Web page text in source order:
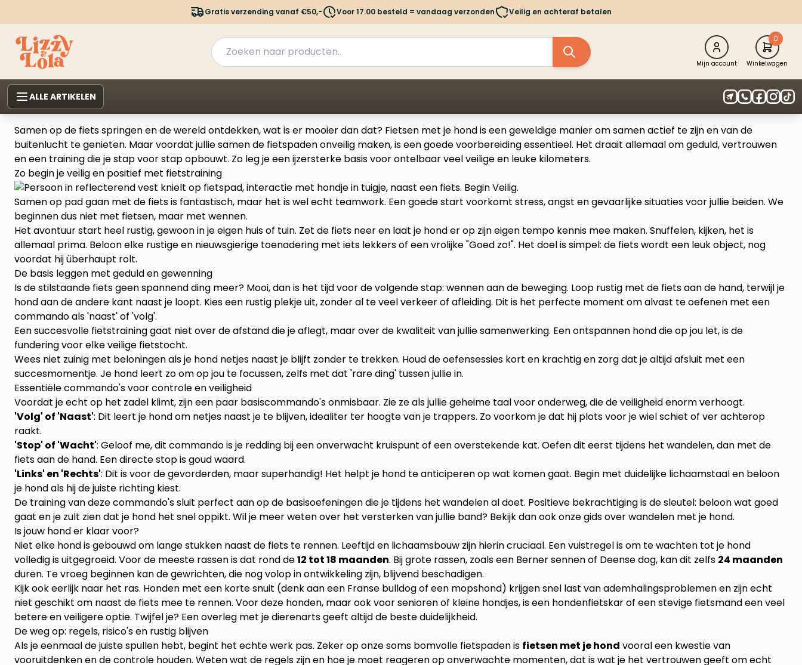
Gratis verzending vanaf €50,- Voor 17.00 besteld = vandaag verzonden Veilig en achteraf betalen
Mijn account
0
Winkelwagen
ALLE ARTIKELEN
Samen op de fiets springen en de wereld ontdekken, wat is er mooier dan dat? Fietsen met je hond is een geweldige manier om samen actief te zijn en van de
buitenlucht te genieten. Maar voordat jullie samen de fietspaden onveilig maken, is een goede voorbereiding essentieel. Het draait allemaal om geduld, vertrouwen
en een training die je stap voor stap opbouwt. Zo leg je een ijzersterke basis voor ontelbaar veel veilige en leuke kilometers.
Zo begin je veilig en positief met fietstraining
Samen op pad gaan met de fiets is fantastisch, maar het is wel echt teamwork. Een goede start voorkomt stress, angst en gevaarlijke situaties voor jullie beiden. We
beginnen dus niet met fietsen, maar met wennen.
Het avontuur start heel rustig, gewoon in je eigen huis of tuin. Zet de fiets neer en laat je hond er op zijn eigen tempo kennis mee maken. Snuffelen, kijken, het is
allemaal prima. Beloon elke rustige en nieuwsgierige toenadering met iets lekkers of een vrolijke "Goed zo!". Het doel is simpel: de fiets wordt een leuk object, nog
voordat hij überhaupt rolt.
De basis leggen met geduld en gewenning
Is de stilstaande fiets geen spannend ding meer? Mooi, dan is het tijd voor de volgende stap: wennen aan de beweging. Loop rustig met de fiets aan de hand, terwijl je
hond aan de andere kant naast je loopt. Kies een rustig plekje uit, zonder al te veel verkeer of afleiding. Dit is het perfecte moment om alvast te oefenen met een
commando als 'naast' of 'volg'.
Een succesvolle fietstraining gaat niet over de afstand die je aflegt, maar over de kwaliteit van jullie samenwerking. Een ontspannen hond die op jou let, is de
fundering voor elke veilige fietstocht.
Wees niet zuinig met beloningen als je hond netjes naast je blijft zonder te trekken. Houd de oefensessies kort en krachtig en zorg dat je altijd afsluit met een
succesmomentje. Je hond leert zo om op jou te focussen, zelfs met dat 'rare ding' tussen jullie in.
Essentiële commando's voor controle en veiligheid
Voordat je echt op het zadel klimt, zijn een paar basiscommando's onmisbaar. Zie ze als jullie geheime taal voor onderweg, die de veiligheid enorm verhoogt.
'Volg' of 'Naast': Dit leert je hond om netjes naast je te blijven, idealiter ter hoogte van je trappers. Zo voorkom je dat hij plots voor je wiel schiet of ver achterop
raakt.
'Stop' of 'Wacht': Geloof me, dit commando is je redding bij een onverwacht kruispunt of een overstekende kat. Oefen dit eerst tijdens het wandelen, dan met de
fiets aan de hand. Een directe stop is goud waard.
'Links' en 'Rechts': Dit is voor de gevorderden, maar superhandig! Het helpt je hond te anticiperen op wat komen gaat. Begin met duidelijke lichaamstaal en beloon
je hond als hij de juiste richting kiest.
De training van deze commando's sluit perfect aan op de basisoefeningen die je tijdens het wandelen al doet. Positieve bekrachtiging is de sleutel: beloon wat goed
gaat en je zult zien dat je hond het snel oppikt. Wil je meer weten over het versterken van jullie band? Bekijk dan ook onze gids overwandelen met je hond.
Is jouw hond er klaar voor?
Niet elke hond is gebouwd om lange stukken naast de fiets te rennen. Leeftijd en lichaamsbouw zijn hierin cruciaal. Een vuistregel is om te wachten tot je hond
volledig is uitgegroeid. Voor de meeste rassen is dat rond de12 tot 18 maanden. Bij grote rassen, zoals een Berner sennen of Deense dog, kan dit zelfs 24 maanden
duren. Te vroeg beginnen kan de gewrichten, die nog volop in ontwikkeling zijn, blijvend beschadigen.
Kijk ook eerlijk naar het ras. Honden met een korte snuit (denk aan een Franse bulldog of een mopshond) krijgen snel last van ademhalingsproblemen en zijn echt
niet geschikt om naast de fiets mee te rennen. Voor deze honden, maar ook voor senioren of kleine hondjes, is een hondenfietskar of een stevige fietsmand een veel
betere en veiligere optie. Twijfel je? Een overleg met je dierenarts geeft altijd de beste duidelijkheid.
De weg op: regels, risico's en rustig blijven
Als je eenmaal de juiste spullen hebt, begint het echte werk pas. Zeker op onze soms bomvolle fietspaden is fietsen met je hond vooral een kwestie van
vooruitdenken en de controle houden. Weten wat de regels zijn en hoe je moet reageren op onverwachte momenten, dat is wat je het vertrouwen geeft om echt